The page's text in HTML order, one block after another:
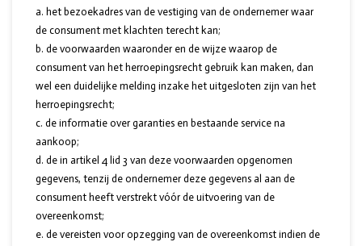
a. het bezoekadres van de vestiging van de ondernemer waar
de consument met klachten terecht kan;
b. de voorwaarden waaronder en de wijze waarop de
consument van het herroepingsrecht gebruik kan maken, dan
wel een duidelijke melding inzake het uitgesloten zijn van het
herroepingsrecht;
c. de informatie over garanties en bestaande service na
aankoop;
d. de in artikel 4 lid 3 van deze voorwaarden opgenomen
gegevens, tenzij de ondernemer deze gegevens al aan de
consument heeft verstrekt vóór de uitvoering van de
overeenkomst;
e. de vereisten voor opzegging van de overeenkomst indien de